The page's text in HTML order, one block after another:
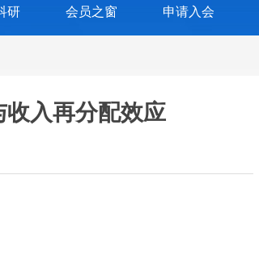
研 会员之窗 申请入会
收入再分配效应